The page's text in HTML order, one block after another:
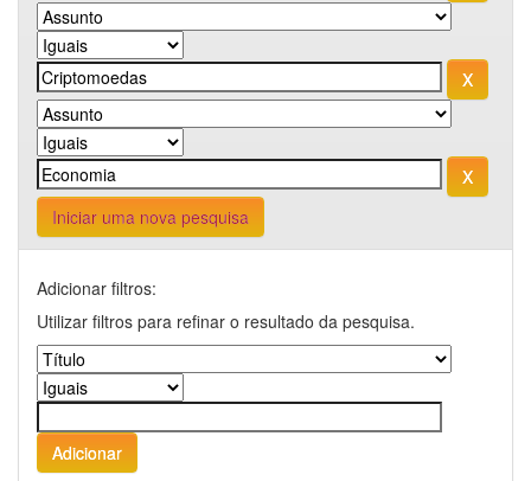
Iniciar uma nova pesquisa
Adicionar filtros:
Utilizar filtros para refinar o resultado da pesquisa.